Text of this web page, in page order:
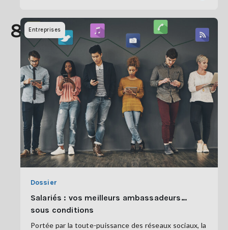
8 Entreprises
Dossier
Salariés : vos meilleurs ambassadeurs…
sous conditions
Portée par la toute-puissance des réseaux sociaux, la